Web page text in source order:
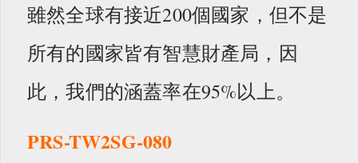
雖然全球有接近200個國家，但不是
所有的國家皆有智慧財產局，因
此，我們的涵蓋率在95%以上。
PRS-TW2SG-080